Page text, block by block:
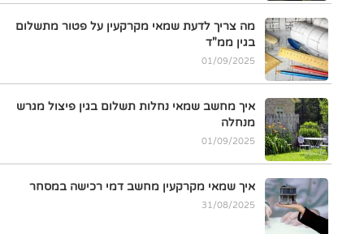
מה צריך לדעת שמאי מקרקעין על פטור מתשלום
בגין ממ"ד
01/09/2025
איך מחשב שמאי נחלות תשלום בגין פיצול מגרש
מנחלה
01/09/2025
איך שמאי מקרקעין מחשב דמי רכישה במסחר
31/08/2025